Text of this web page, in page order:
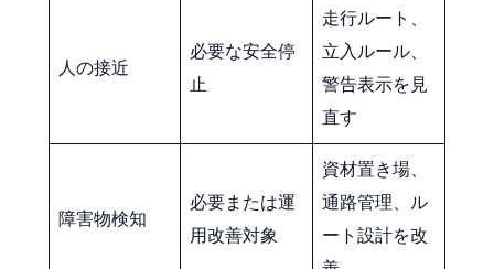
人の接近
必要な安全停
止
走行ルート、
立入ルール、
警告表示を見
直す
障害物検知
必要または運
用改善対象
資材置き場、
通路管理、ル
ート設計を改